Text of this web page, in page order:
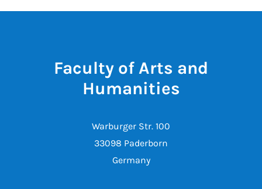
Faculty of Arts and
Humanities
Warburger Str. 100
33098 Paderborn
Germany